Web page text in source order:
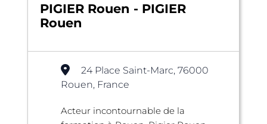
PIGIER Rouen - PIGIER
Rouen
24 Place Saint-Marc, 76000
Rouen, France
Acteur incontournable de la